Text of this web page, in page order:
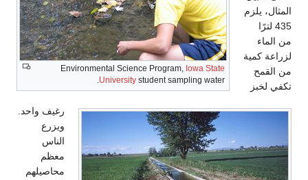
Environmental Science Program, Iowa State
University student sampling water.
المثال، يلزم
435 لترًا
من الماء
لزراعة كمية
من القمح
تكفي لخبز
رغيف واحد.
ويزرع
الناس
معظم
محاصيلهم